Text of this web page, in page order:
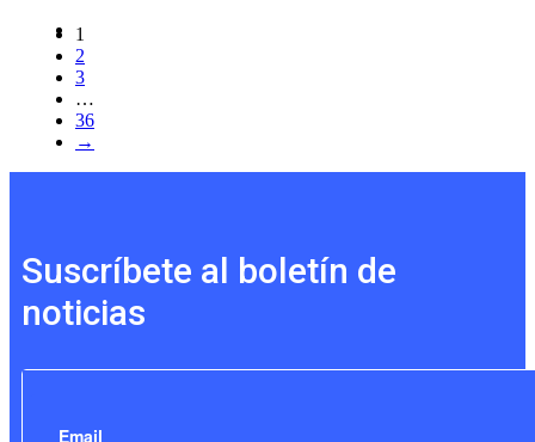
1
2
3
…
36
→
Suscríbete al boletín de
noticias